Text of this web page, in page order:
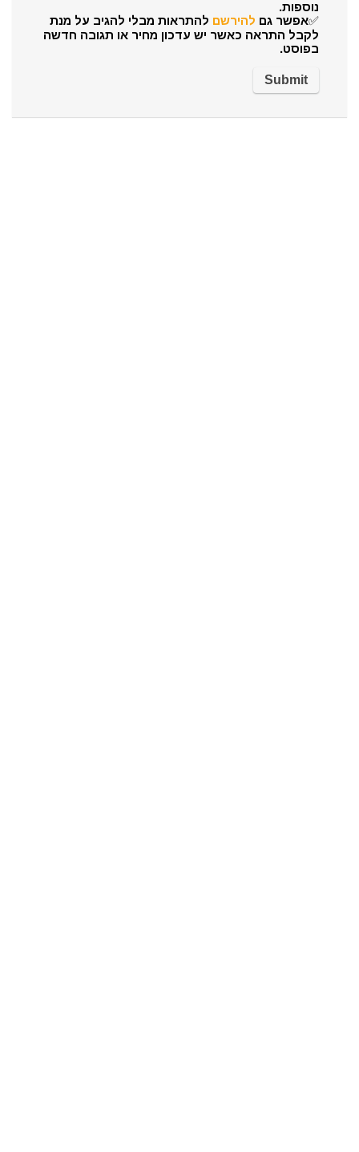
נוספות.
✅אפשר גם להירשם להתראות מבלי להגיב על מנת
לקבל התראה כאשר יש עדכון מחיר או תגובה חדשה
בפוסט.